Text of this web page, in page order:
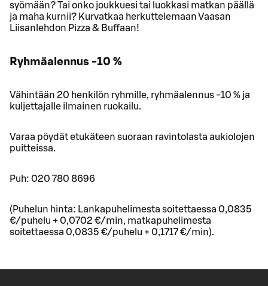
syömään? Tai onko joukkuesi tai luokkasi matkan päällä
ja maha kurnii? Kurvatkaa herkuttelemaan Vaasan
Liisanlehdon Pizza & Buffaan!
Ryhmäalennus -10 %
Vähintään 20 henkilön ryhmille, ryhmäalennus -10 % ja
kuljettajalle ilmainen ruokailu.
Varaa pöydät etukäteen suoraan ravintolasta aukiolojen
puitteissa.
Puh: 020 780 8696
(Puhelun hinta: Lankapuhelimesta soitettaessa 0,0835
€/puhelu + 0,0702 €/min, matkapuhelimesta
soitettaessa 0,0835 €/puhelu + 0,1717 €/min).